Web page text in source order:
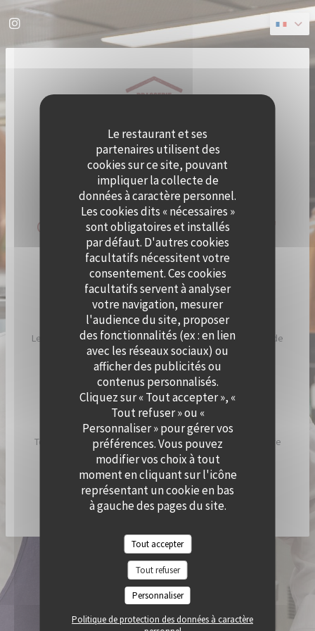
Personnalisation de vos choix en matière de cookies
Le restaurant et ses
partenaires utilisent des
cookies sur ce site, pouvant
impliquer la collecte de
données à caractère personnel.
Les cookies dits « nécessaires »
sont obligatoires et installés
par défaut. D'autres cookies
facultatifs nécessitent votre
consentement. Ces cookies
facultatifs servent à analyser
votre navigation, mesurer
l'audience du site, proposer
des fonctionnalités (ex : en lien
avec les réseaux sociaux) ou
afficher des publicités ou
contenus personnalisés.
Cliquez sur « Tout accepter », «
Tout refuser » ou «
Personnaliser » pour gérer vos
préférences. Vous pouvez
modifier vos choix à tout
moment en cliquant sur l'icône
représentant un cookie en bas
à gauche des pages du site.
Tout accepter
Tout refuser
Personnaliser
Politique de protection des données à caractère
Instagram ((ouvre une nouvelle fenêtre))
QUAI OUEST DEVIENT CRAMAT'
LE TEMPS D'UN ÉTÉ !
LE CHEF ALEXY ALGAR-DENOS S’INSTALLE À QUAI
OUEST LE TEMPS D’UN ÉTÉ !
Le Chef a imaginé Cramat’, comme un restaurant de bord de
plage, inspiré par ses racines catalanes et son humeur
ensoleillée.
Chez Cramat’, la cuisine sent bon l’été et est pleine de
saveurs et de gourmandises.
Tous les jours, nous allumons nos braséros pour vous faire
découvrir les spécialités du chef !
DÉCOUVRIR / RÉSERVER CRAMAT'
© 2026 QUAI OUEST — CRÉATION DE SITE INTERNET RESTAURANT AVEC
ZENCHEF((OUVRE UNE NOUVELLE FENÊTRE))
MENTIONS LÉGALES
((OUVRE UNE NOUVELLE FENÊTRE))
CGU
((OUVRE UNE NOUVELLE
POLITIQUE DE PROTECTION DES DONNÉES À CARACTÈRE PERSONNEL
((OUVRE UNE NOUVELLE FENÊTRE))
POLITIQUE DE COOKIES
ACCESSIBILITE